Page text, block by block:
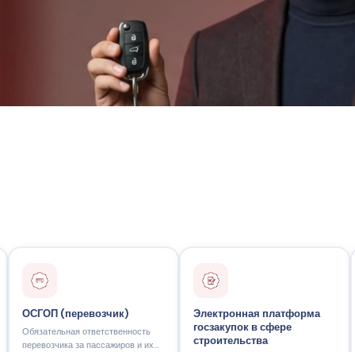
и их
Электронная платформа
госзакупок в сфере
строительства
Защита
из-за ошибок в